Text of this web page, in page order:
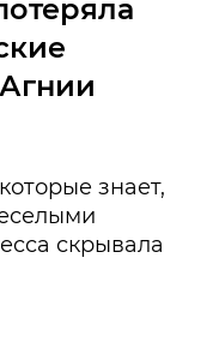
знает,
скрывала